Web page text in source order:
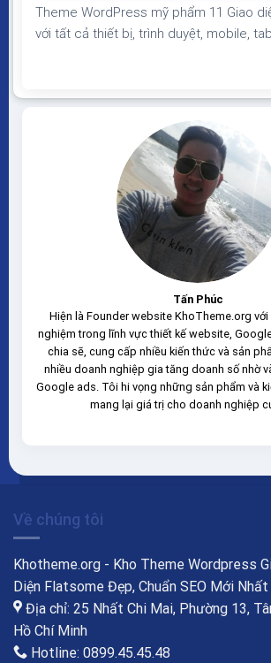
Theme WordPress mỹ phẩm 11 Giao
với tất cả thiết bị, trình duyệt, mobile,
ưu với các công cụ tìm kiếm Theme
100% không virus, không...
Tấn Phúc
Hiện là Founder website KhoTheme.org với
nghiệm trong lĩnh vực thiết kế website,
chia sẽ, cung cấp nhiều kiến thức và sản
nhiều doanh nghiệp gia tăng doanh số nhờ
Google ads. Tôi hi vọng những sản phẩm và
mang lại giá trị cho doanh nghiệp
Về chúng tôi
Khotheme.org - Kho Theme Wordpress
Diện Flatsome Đẹp, Chuẩn SEO Mới
Địa chỉ: 25 Nhất Chi Mai, Phường 13,
Hồ Chí Minh
Hotline: 0899.45.45.48